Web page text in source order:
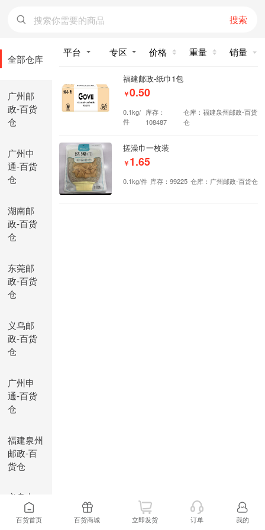
搜索
全部仓库
广州邮
政-百货
仓
广州中
通-百货
仓
湖南邮
政-百货
仓
东莞邮
政-百货
仓
义乌邮
政-百货
仓
广州申
通-百货
仓
福建泉州
邮政-百
货仓
义乌中
通-百货
仓
价格 重量 销量
福建邮政-纸巾1包
￥0.50
0.1kg/
件
库存：
108487
仓库：福建泉州邮政-百货
仓
搓澡巾一枚装
￥ 1.65
0.1kg/件 库存：99225 仓库：广州邮政-百货仓
百货首页 百货商城 立即发货 订单 我的